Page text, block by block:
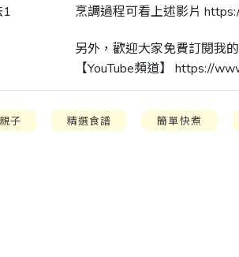
烹調過程可看上述影片
另外，歡迎大家免費訂閱我
【YouTube頻道】 https://
親子 精選食譜 簡單快煮